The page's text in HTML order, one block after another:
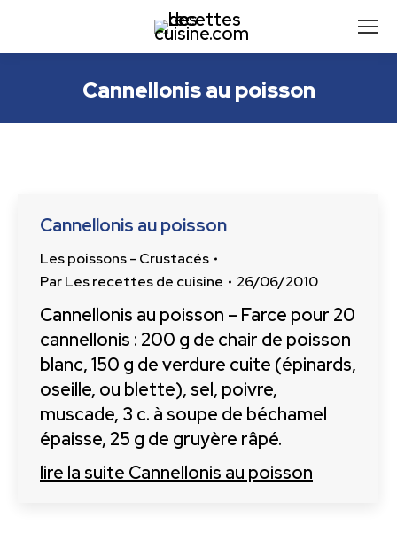
Cannellonis au poisson
Cannellonis au poisson
Les poissons - Crustacés
ParLes recettes de cuisine 26/06/2010
Cannellonis au poisson – Farce pour 20
cannellonis : 200 g de chair de poisson
blanc, 150 g de verdure cuite (épinards,
oseille, ou blette), sel, poivre,
muscade, 3 c. à soupe de béchamel
épaisse, 25 g de gruyère râpé.
lire la suite Cannellonis au poisson